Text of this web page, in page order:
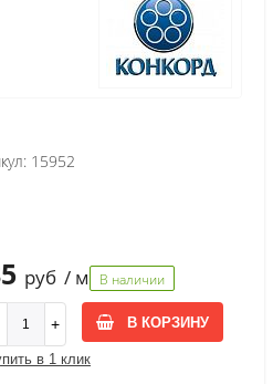
15952
руб / м В наличии
В КОРЗИНУ
в 1 клик
Характеристики